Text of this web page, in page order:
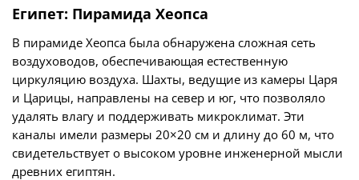
Египет: Пирамида Хеопса
В пирамиде Хеопса была обнаружена сложная сеть
воздуховодов, обеспечивающая естественную
циркуляцию воздуха. Шахты, ведущие из камеры Царя
и Царицы, направлены на север и юг, что позволяло
удалять влагу и поддерживать микроклимат. Эти
каналы имели размеры 20×20 см и длину до 60 м, что
свидетельствует о высоком уровне инженерной мысли
древних египтян.